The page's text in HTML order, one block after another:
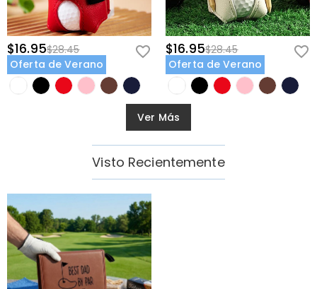
$16.95$28.45
Oferta de Verano
$16.95$28.45
Oferta de Verano
Ver Más
Visto Recientemente